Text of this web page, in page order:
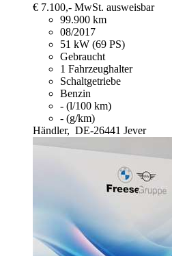
€ 7.100,- MwSt. ausweisbar
99.900 km
08/2017
51 kW (69 PS)
Gebraucht
1 Fahrzeughalter
Schaltgetriebe
Benzin
- (l/100 km)
- (g/km)
Händler, DE-26441 Jever